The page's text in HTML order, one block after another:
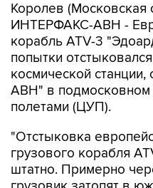
Королев (Московская
ИНТЕРФАКС-АВН -
корабль ATV-3
попытки
космической
АВН" в подмосковном
полетами (ЦУП).
"Отстыковка
грузового корабля
штатно. Примерно